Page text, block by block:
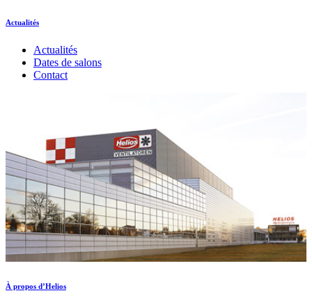
Actualités
Actualités
Dates de salons
Contact
À propos d’Helios